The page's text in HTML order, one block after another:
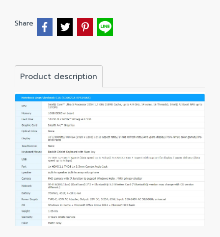
Share
Product description